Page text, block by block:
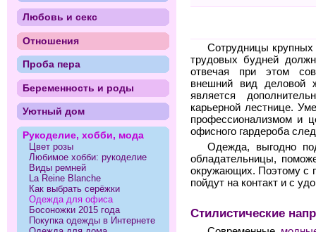
Сотрудницы
трудовых будней
отвечая при этом
внешний вид деловой
является
карьерной лестнице.
профессионализмом и
офисного гардероба
Одежда, выгодно
обладательницы,
окружающих. Поэтому с
пойдут на контакт и с
Стилистические
Любовь и секс
Отношения
Проба пера
Беременность и роды
Уютный дом
Рукоделие, хобби, мода
Цвет розы
Любимое хобби: рукоделие
Виды ремней
La Reine Blanche
Как выбрать серёжки
Одежда для офиса
Босоножки 2015 года
Покупка одежды в Интернете